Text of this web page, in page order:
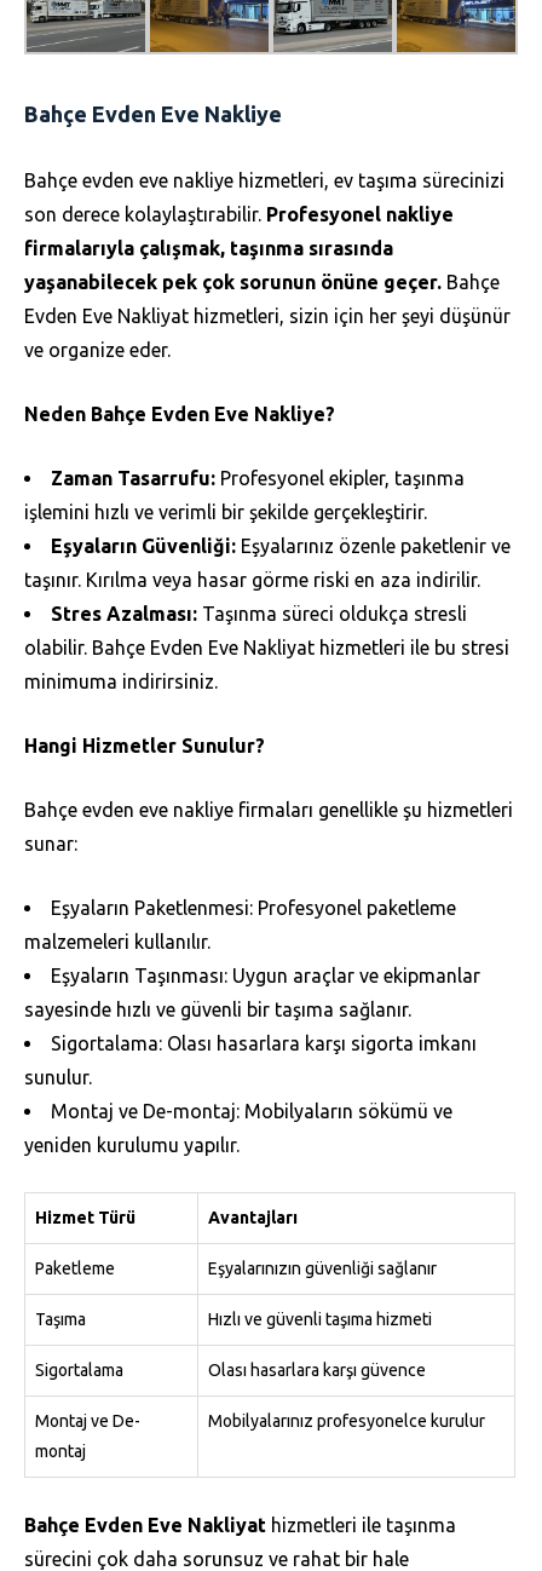
Bahçe Evden Eve Nakliye
Bahçe evden eve nakliye hizmetleri, ev taşıma sürecinizi
son derece kolaylaştırabilir. Profesyonel nakliye
firmalarıyla çalışmak, taşınma sırasında
yaşanabilecek pek çok sorunun önüne geçer. Bahçe
Evden Eve Nakliyat hizmetleri, sizin için her şeyi düşünür
ve organize eder.
Neden Bahçe Evden Eve Nakliye?
Zaman Tasarrufu: Profesyonel ekipler, taşınma
işlemini hızlı ve verimli bir şekilde gerçekleştirir.
Eşyaların Güvenliği: Eşyalarınız özenle paketlenir ve
taşınır. Kırılma veya hasar görme riski en aza indirilir.
Stres Azalması: Taşınma süreci oldukça stresli
olabilir. Bahçe Evden Eve Nakliyat hizmetleri ile bu stresi
minimuma indirirsiniz.
Hangi Hizmetler Sunulur?
Bahçe evden eve nakliye firmaları genellikle şu hizmetleri
sunar:
Eşyaların Paketlenmesi: Profesyonel paketleme
malzemeleri kullanılır.
Eşyaların Taşınması: Uygun araçlar ve ekipmanlar
sayesinde hızlı ve güvenli bir taşıma sağlanır.
Sigortalama: Olası hasarlara karşı sigorta imkanı
sunulur.
Montaj ve De-montaj: Mobilyaların sökümü ve
yeniden kurulumu yapılır.
Hizmet Türü Avantajları
Paketleme Eşyalarınızın güvenliği sağlanır
Taşıma Hızlı ve güvenli taşıma hizmeti
Sigortalama Olası hasarlara karşı güvence
Montaj ve De-
montaj
Mobilyalarınız profesyonelce kurulur
Bahçe Evden Eve Nakliyat hizmetleri ile taşınma
sürecini çok daha sorunsuz ve rahat bir hale